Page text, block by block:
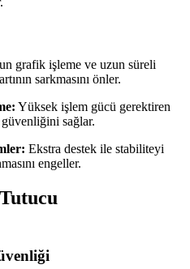
grafik işleme ve uzun süreli
sarkmasını önler.
Yüksek işlem gücü gerektiren
güvenliğini sağlar.
Ekstra destek ile stabiliteyi
engeller.